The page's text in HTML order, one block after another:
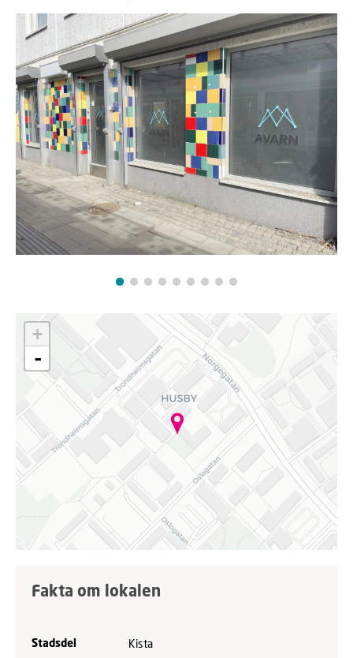
L
a
d
d
a
r
.
.
+
-
Fakta om lokalen
Stadsdel Kista